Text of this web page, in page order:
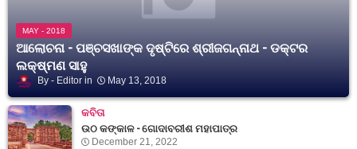
MAY - 2018
ଆଲୋଚନା - ପଞ୍ଚସଖାଙ୍କ ଦୃଷ୍ଟିରେ ଶ୍ରୀଜଗନ୍ନାଥ - ଡକ୍ଟର
ଲକ୍ଷ୍ମଣ ସାହୁ
Editor May 13, 2018
କବିତା
ଉଠ କଙ୍କାଳ - ଗୋଦାବରୀଶ ମହାପାତ୍ର
December 21, 2022